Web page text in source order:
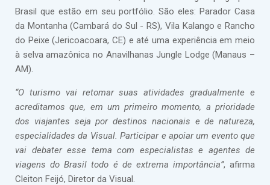
Brasil que estão em seu portfólio. São eles: Parador Casa
da Montanha (Cambará do Sul - RS), Vila Kalango e Rancho
do Peixe (Jericoacoara, CE) e até uma experiência em meio
à selva amazônica no Anavilhanas Jungle Lodge (Manaus –
AM).
“O turismo vai retomar suas atividades gradualmente e
acreditamos que, em um primeiro momento, a prioridade
dos viajantes seja por destinos nacionais e de natureza,
especialidades da Visual. Participar e apoiar um evento que
vai debater esse tema com especialistas e agentes de
viagens do Brasil todo é de extrema importância”, afirma
Cleiton Feijó, Diretor da Visual.